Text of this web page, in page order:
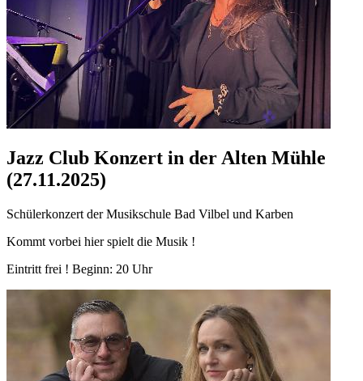
Jazz Club Konzert in der Alten Mühle
(27.11.2025)
Schülerkonzert der Musikschule Bad Vilbel und Karben
Kommt vorbei hier spielt die Musik !
Eintritt frei ! Beginn: 20 Uhr